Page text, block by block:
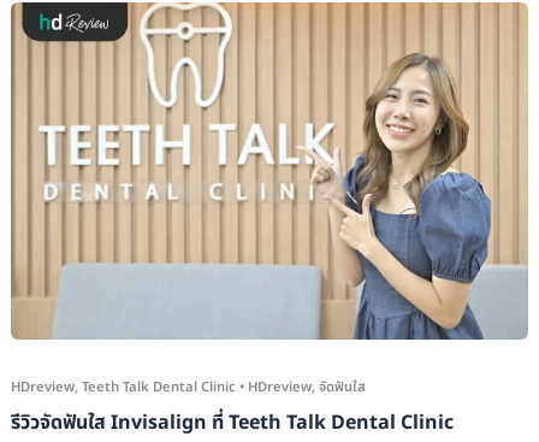
HDreview, Teeth Talk Dental Clinic • HDreview, จัดฟันใส
รีวิวจัดฟันใส Invisalign ที่ Teeth Talk Dental Clinic
รีวิว
จัด
Invisalign
Teeth
Dental
Clinic